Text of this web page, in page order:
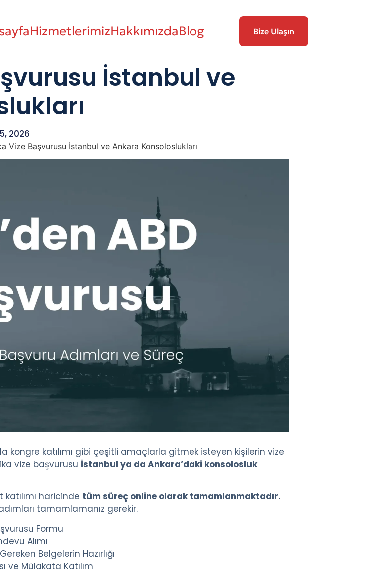
HizmetlerimizHakkımızdaBlog Bize Ulaşın
İstanbul ve
2026
Vize Başvurusu İstanbul ve Ankara Konsoloslukları
kongre katılımı gibi çeşitli amaçlarla gitmek isteyen kişilerin vize
vize başvurusu İstanbul ya da Ankara’daki konsolosluk
haricinde tüm süreç online olarak tamamlanmaktadır.
tamamlamanız gerekir.
Formu
Alımı
Belgelerin Hazırlığı
ve Mülakata Katılım